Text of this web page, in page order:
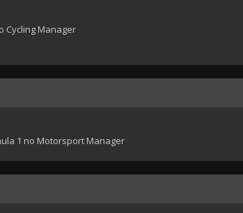
Cycling Manager
1 no Motorsport Manager